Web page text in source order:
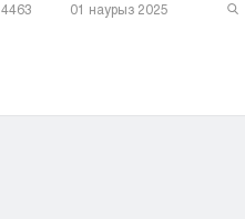
4463 01 наурыз 2025